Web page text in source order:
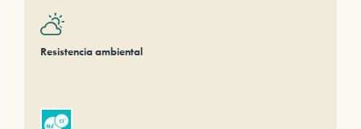
Resistencia ambiental